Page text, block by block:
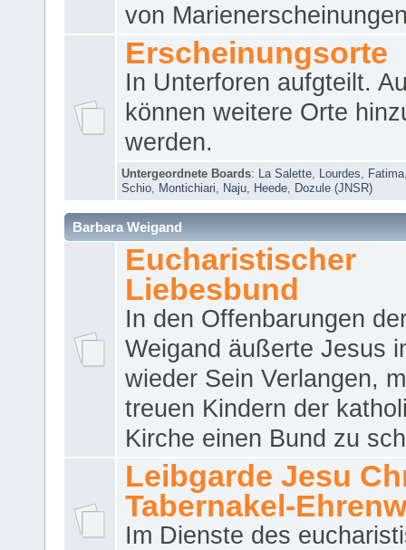
von
Erscheinungsorte
In Unterforen aufgteilt.
können weitere Orte
werden.
Untergeordnete Boards: La Salette Lourdes Fatima
Schio
Montichiari Naju Heede Dozule (JNSR)
Barbara Weigand
Eucharistischer
Liebesbund
In den Offenbarungen
Weigand äußerte Jesus
wieder Sein Verlangen,
treuen Kindern der
Kirche einen Bund zu
Leibgarde Jesu
Tabernakel-
Im Dienste des